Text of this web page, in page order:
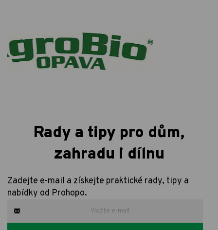
Rady a tipy pro dům,
zahradu i dílnu
Zadejte e-mail a získejte praktické rady, tipy a
nabídky od Prohopo.